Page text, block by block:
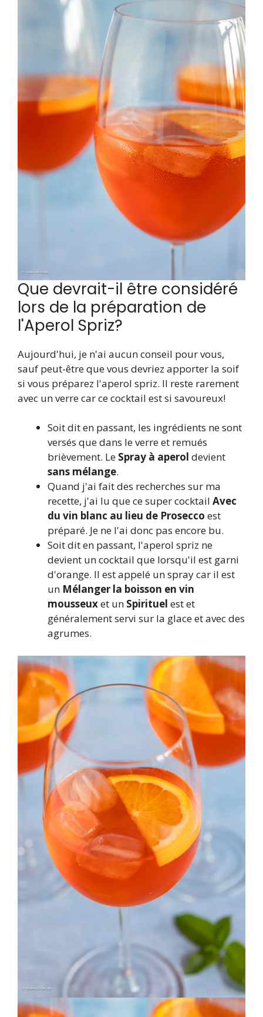
Que devrait-il être considéré
lors de la préparation de
l'Aperol Spriz?
Aujourd'hui, je n'ai aucun conseil pour vous,
sauf peut-être que vous devriez apporter la soif
si vous préparez l'aperol spriz. Il reste rarement
avec un verre car ce cocktail est si savoureux!
Soit dit en passant, les ingrédients ne sont
versés que dans le verre et remués
brièvement. Le Spray à aperol devient
sans mélange.
Quand j'ai fait des recherches sur ma
recette, j'ai lu que ce super cocktail Avec
du vin blanc au lieu de Prosecco est
préparé. Je ne l'ai donc pas encore bu.
Soit dit en passant, l'aperol spriz ne
devient un cocktail que lorsqu'il est garni
d'orange. Il est appelé un spray car il est
un Mélanger la boisson en vin
mousseuxet un Spirituel est et
généralement servi sur la glace et avec des
agrumes.